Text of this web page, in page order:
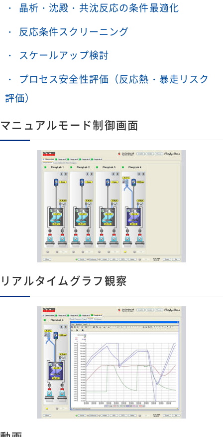
晶析・沈殿・共沈反応の条件最適化
反応条件スクリーニング
スケールアップ検討
プロセス安全性評価（反応熱・暴走リスク
評価）
マニュアルモード制御画面
リアルタイムグラフ観察